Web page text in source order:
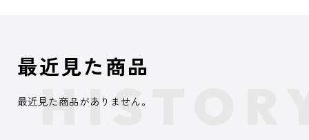
最近見た商品
最近見た商品がありません。